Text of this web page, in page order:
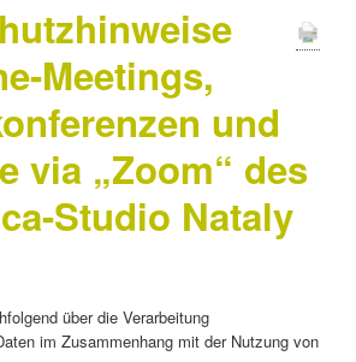
Meetings,
und
via „Zoom“ des
Studio Nataly
über die Verarbeitung
im Zusammenhang mit der Nutzung von